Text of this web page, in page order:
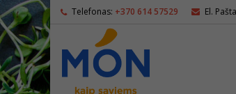
Telefonas: +370 614 57529 El.